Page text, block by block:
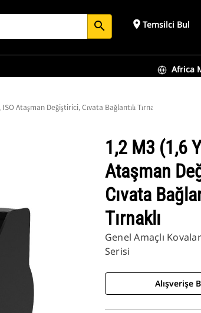
search place Temsilci Bul
Africa
Ataşman Değiştirici, Cıvata Bağlantılı Tırnaklı
1,2 M3 (1,6
Ataşman
Cıvata
Tırnaklı
Genel Amaçlı
Serisi
Alışverişe